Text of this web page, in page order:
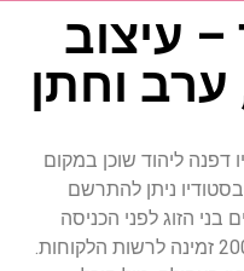
– עיצוב
וחתן
052-4665664 סטודיו דפנה ליהוד שוכן במקום
ניתן להתרשם
הזוג לפני הכניסה
לברית הנישואין ,קולקציית 2007-2008 זמינה לרשות הלקוחות.